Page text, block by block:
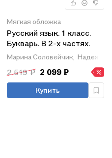
Надежда
Мягкая обложка
Русский язык. 1 класс.
Букварь. В 2-х частях.
Часть 2. ФГОС 2021
Марина Соловейчик, Надежда
2 519 ₽ 2 099 ₽
Купить